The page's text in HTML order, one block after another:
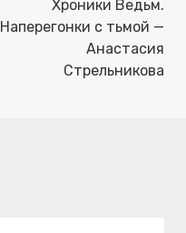
Хроники Ведьм.
Наперегонки с тьмой —
Анастасия
Стрельникова